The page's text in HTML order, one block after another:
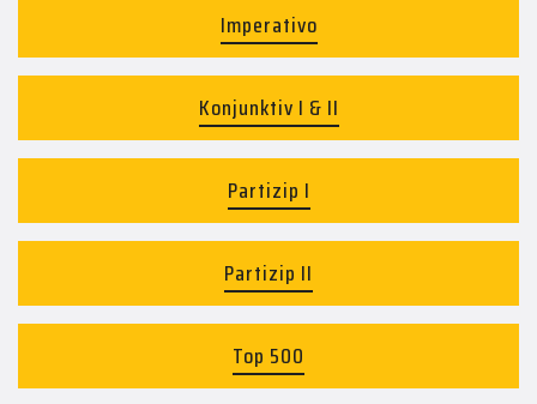
Imperativo
Konjunktiv I & II
Partizip I
Partizip II
Top 500